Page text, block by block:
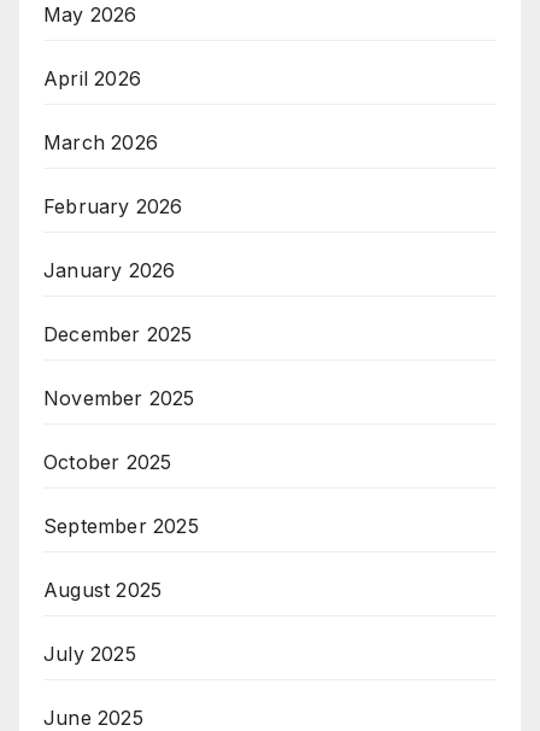
May 2026
April 2026
March 2026
February 2026
January 2026
December 2025
November 2025
October 2025
September 2025
August 2025
July 2025
June 2025